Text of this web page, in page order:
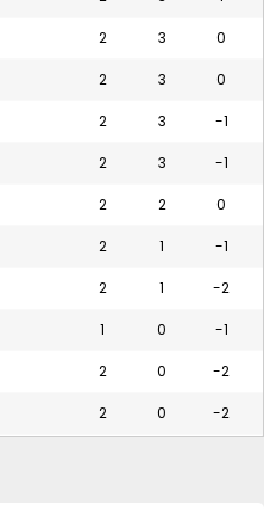
2 3 0
2 3 0
2 3 -1
2 3 -1
2 2 0
2 1 -1
2 1 -2
1 0 -1
2 0 -2
2 0 -2